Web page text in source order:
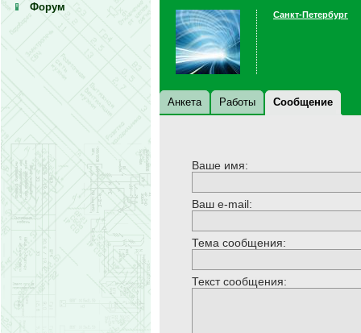
Форум
Санкт-Петербург
Анкета Работы Сообщение
Ваше имя:
Ваш e-mail:
Тема сообщения:
Текст сообщения: